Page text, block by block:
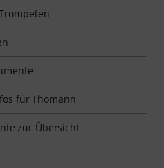
für Thomann
zur Übersicht